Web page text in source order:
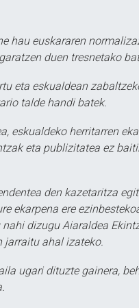
hau euskararen
duen tresnetako
eta eskualdean
talde handi batek.
eskualdeko herritarren
eta publizitatea ez
den kazetaritza
ekarpena ere
dizugu Aiaraldea
jarraitu ahal izateko.
ugari dituzte gainera,